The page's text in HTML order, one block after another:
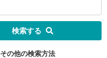
検索する
その他の検索方法